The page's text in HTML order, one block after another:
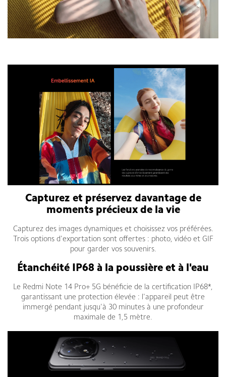
Capturez et préservez davantage de
moments précieux de la vie
Capturez des images dynamiques et choisissez vos préférées.
Trois options d'exportation sont offertes : photo, vidéo et GIF
pour garder vos souvenirs.
Étanchéité IP68 à la poussière et à l'eau
Le Redmi Note 14 Pro+ 5G bénéficie de la certification IP68*,
garantissant une protection élevée : l'appareil peut être
immergé pendant jusqu'à 30 minutes à une profondeur
maximale de 1,5 mètre.